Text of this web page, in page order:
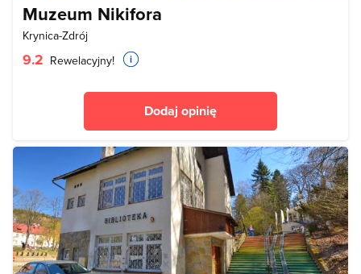
Muzeum Nikifora
Krynica-Zdrój
9.2 Rewelacyjny!
Dodaj opinię